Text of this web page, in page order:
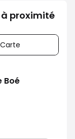
à proximité
Carte
Boé